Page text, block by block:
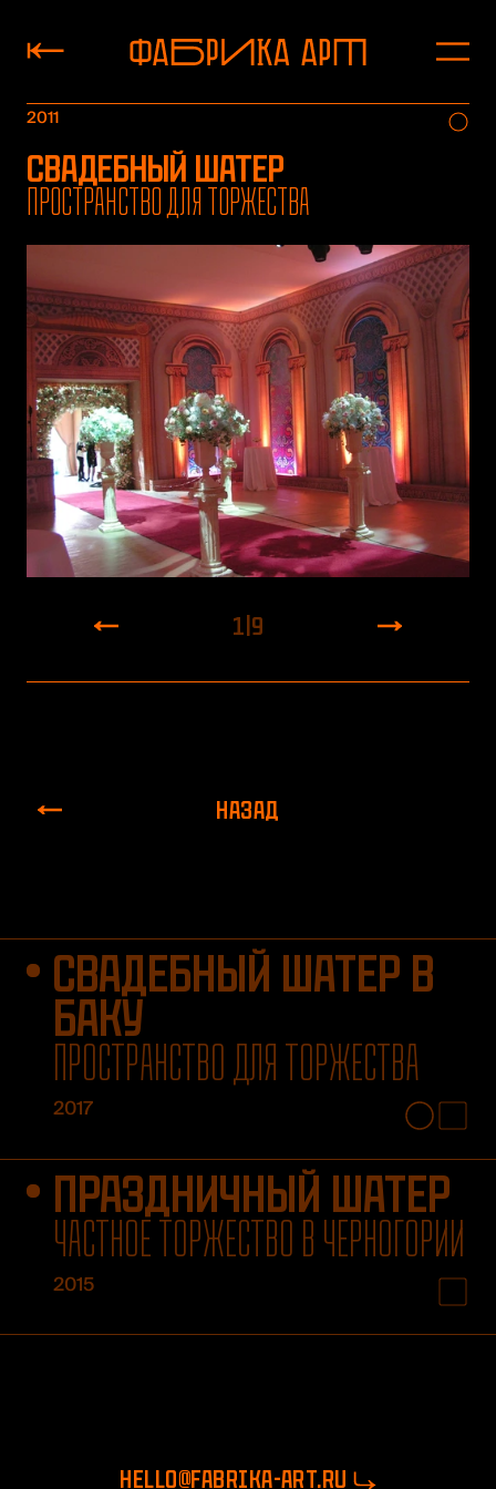
Свадебный шатер
Пространство для торжества
1 9
НАЗАД
СВАДЕБНЫЙ ШАТЕР В
БАКУ
ПРОСТРАНСТВО ДЛЯ ТОРЖЕСТВА
2017
ПРАЗДНИЧНЫЙ ШАТЕР
ЧАСТНОЕ ТОРЖЕСТВО В ЧЕРНОГОРИИ
2015
hello@fabrika-art.ru
2011